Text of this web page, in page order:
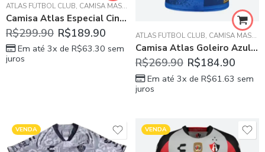
ATLAS FÚTBOL CLUB, CAMISA MASCULINA
Camisa Atlas Especial Cinza 2023/24 Masculina
R$299.90 R$189.90
Em até 3x de R$63.30 sem
juros
ATLAS FÚTBOL CLUB, CAMISA MASCULINA
Camisa Atlas Goleiro Azul 2023/24 Masculina
R$269.90 R$184.90
Em até 3x de R$61.63 sem
juros
VENDA VENDA